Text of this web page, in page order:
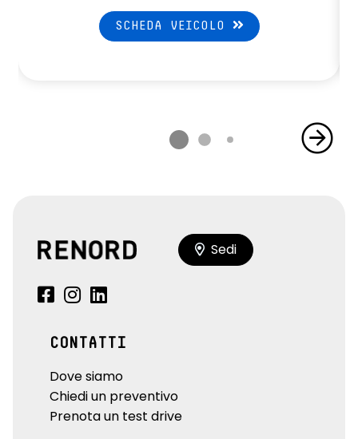
SCHEDA VEICOLO
Sedi
CONTATTI
Dove siamo
Chiedi un preventivo
Prenota un test drive